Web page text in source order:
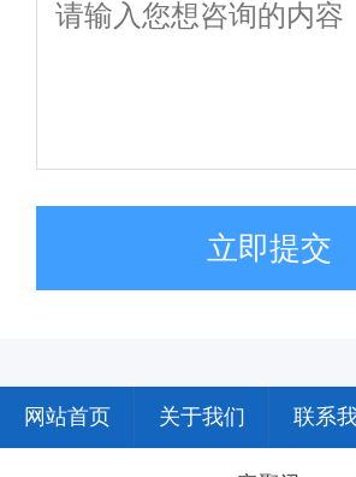
立即提交
网站首页 关于我们 联系